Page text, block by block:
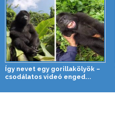
Így nevet egy gorillakölyök –
csodálatos videó enged...